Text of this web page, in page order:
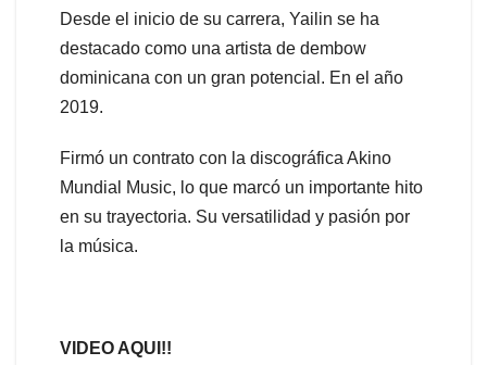
Desde el inicio de su carrera, Yailin se ha
destacado como una artista de dembow
dominicana con un gran potencial. En el año
2019.
Firmó un contrato con la discográfica Akino
Mundial Music, lo que marcó un importante hito
en su trayectoria. Su versatilidad y pasión por
la música.
VIDEO AQUI!!